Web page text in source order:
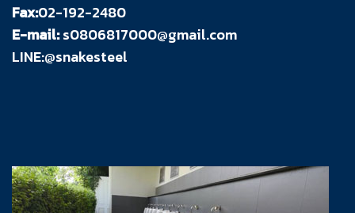
Fax:02-192-2480
E-mail:s0806817000@gmail.com
LINE:@snakesteel